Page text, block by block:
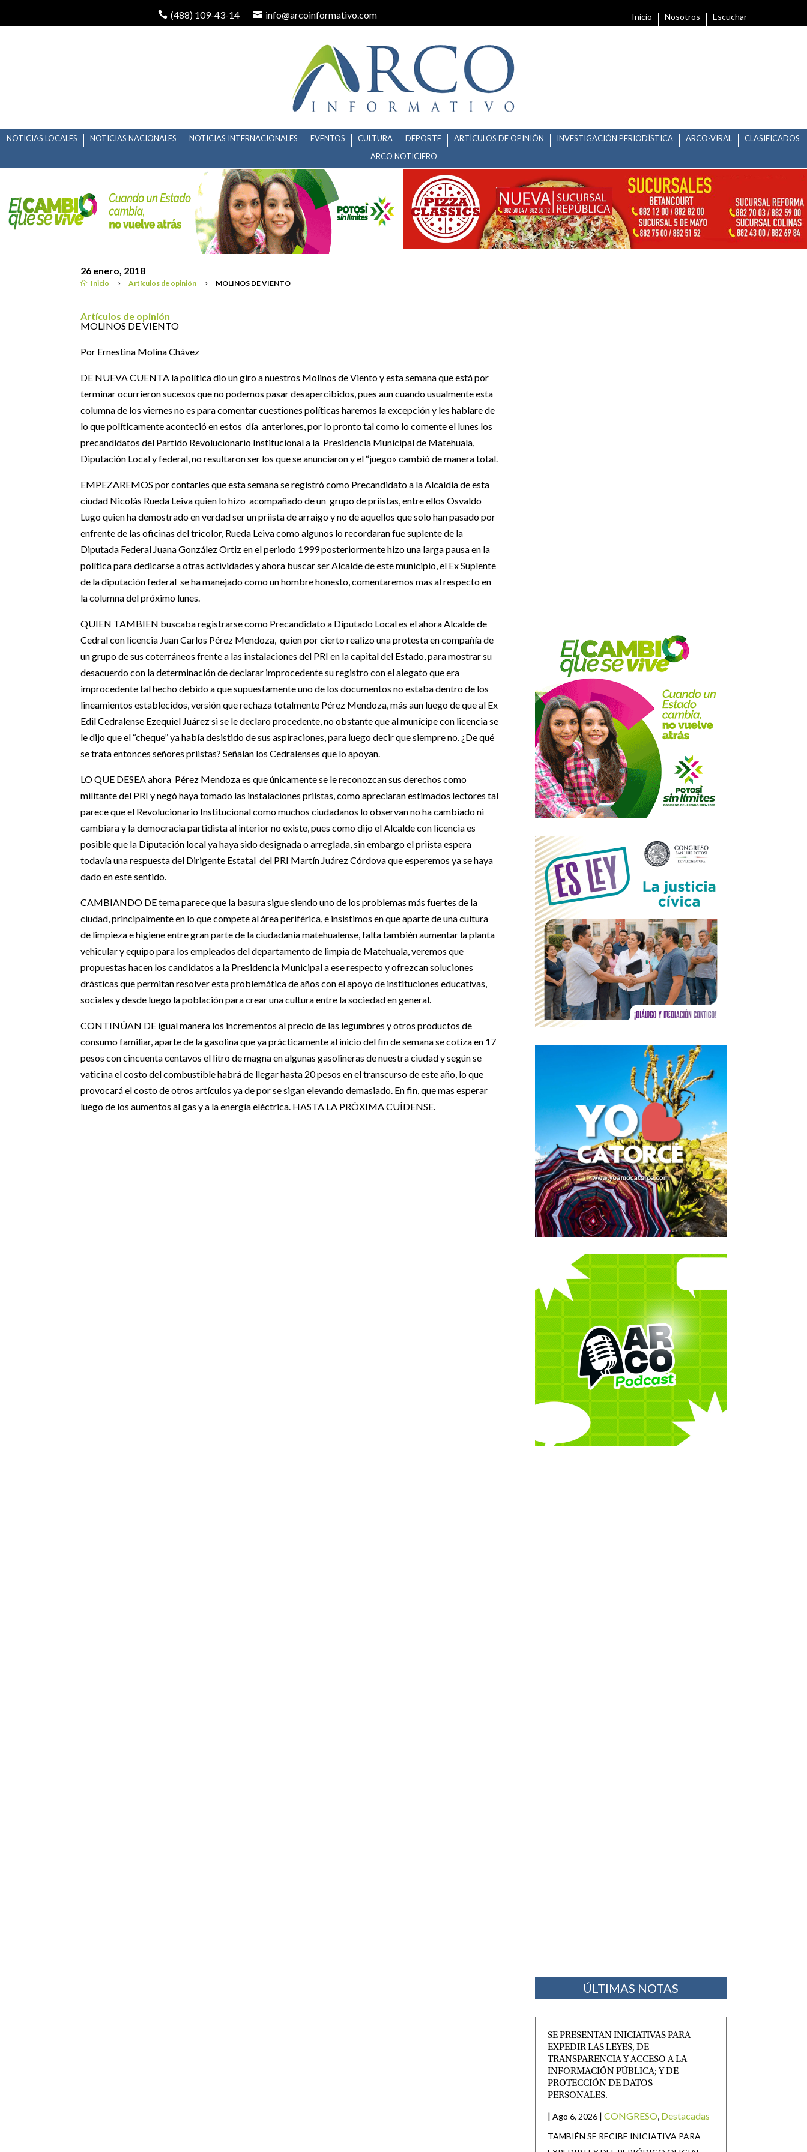
(488) 109-43-14 info@arcoinformativo.com Inicio Nosotros Escuchar
NOTICIAS LOCALES NOTICIAS NACIONALES NOTICIAS INTERNACIONALES EVENTOS CULTURA DEPORTE ARTÍCULOS DE OPINIÓN INVESTIGACIÓN PERIODÍSTICA ARCO-VIRAL
CLASIFICADOS
ARCO NOTICIERO
 Inicio 5 Artículos de opinión 5 MOLINOS DE VIENTO
MOLINOS DE VIENTO
Artículos de opinión
26 enero, 2018
MOLINOS DE VIENTO
Por Ernestina Molina Chávez
DE NUEVA CUENTA la política dio un giro a nuestros Molinos de Viento y esta semana que está por
terminar ocurrieron sucesos que no podemos pasar desapercibidos, pues aun cuando usualmente esta
columna de los viernes no es para comentar cuestiones políticas haremos la excepción y les hablare de
lo que políticamente aconteció en estos día anteriores, por lo pronto tal como lo comente el lunes los
precandidatos del Partido Revolucionario Institucional a la Presidencia Municipal de Matehuala,
Diputación Local y federal, no resultaron ser los que se anunciaron y el “juego» cambió de manera total.
EMPEZAREMOS por contarles que esta semana se registró como Precandidato a la Alcaldía de esta
ciudad Nicolás Rueda Leiva quien lo hizo acompañado de un grupo de priistas, entre ellos Osvaldo
Lugo quien ha demostrado en verdad ser un priista de arraigo y no de aquellos que solo han pasado por
enfrente de las oficinas del tricolor, Rueda Leiva como algunos lo recordaran fue suplente de la
Diputada Federal Juana González Ortiz en el periodo 1999 posteriormente hizo una larga pausa en la
política para dedicarse a otras actividades y ahora buscar ser Alcalde de este municipio, el Ex Suplente
de la diputación federal se ha manejado como un hombre honesto, comentaremos mas al respecto en
la columna del próximo lunes.
QUIEN TAMBIEN buscaba registrarse como Precandidato a Diputado Local es el ahora Alcalde de
Cedral con licencia Juan Carlos Pérez Mendoza, quien por cierto realizo una protesta en compañía de
un grupo de sus coterráneos frente a las instalaciones del PRI en la capital del Estado, para mostrar su
desacuerdo con la determinación de declarar improcedente su registro con el alegato que era
improcedente tal hecho debido a que supuestamente uno de los documentos no estaba dentro de los
lineamientos establecidos, versión que rechaza totalmente Pérez Mendoza, más aun luego de que al Ex
Edil Cedralense Ezequiel Juárez si se le declaro procedente, no obstante que al munícipe con licencia se
le dijo que el “cheque” ya había desistido de sus aspiraciones, para luego decir que siempre no. ¿De qué
se trata entonces señores priistas? Señalan los Cedralenses que lo apoyan.
LO QUE DESEA ahora Pérez Mendoza es que únicamente se le reconozcan sus derechos como
militante del PRI y negó haya tomado las instalaciones priistas, como apreciaran estimados lectores tal
parece que el Revolucionario Institucional como muchos ciudadanos lo observan no ha cambiado ni
cambiara y la democracia partidista al interior no existe, pues como dijo el Alcalde con licencia es
posible que la Diputación local ya haya sido designada o arreglada, sin embargo el priista espera
todavía una respuesta del Dirigente Estatal del PRI Martín Juárez Córdova que esperemos ya se haya
dado en este sentido.
CAMBIANDO DE tema parece que la basura sigue siendo uno de los problemas más fuertes de la
ciudad, principalmente en lo que compete al área periférica, e insistimos en que aparte de una cultura
de limpieza e higiene entre gran parte de la ciudadanía matehualense, falta también aumentar la planta
vehicular y equipo para los empleados del departamento de limpia de Matehuala, veremos que
propuestas hacen los candidatos a la Presidencia Municipal a ese respecto y ofrezcan soluciones
drásticas que permitan resolver esta problemática de años con el apoyo de instituciones educativas,
sociales y desde luego la población para crear una cultura entre la sociedad en general.
CONTINÚAN DE igual manera los incrementos al precio de las legumbres y otros productos de
consumo familiar, aparte de la gasolina que ya prácticamente al inicio del fin de semana se cotiza en 17
pesos con cincuenta centavos el litro de magna en algunas gasolineras de nuestra ciudad y según se
vaticina el costo del combustible habrá de llegar hasta 20 pesos en el transcurso de este año, lo que
provocará el costo de otros artículos ya de por se sigan elevando demasiado. En fin, que mas esperar
luego de los aumentos al gas y a la energía eléctrica. HASTA LA PRÓXIMA CUÍDENSE.
ÚLTIMAS NOTAS
SE PRESENTAN INICIATIVAS PARA
EXPEDIR LAS LEYES, DE
TRANSPARENCIA Y ACCESO A LA
INFORMACIÓN PÚBLICA; Y DE
PROTECCIÓN DE DATOS
PERSONALES.
| Ago 6, 2026 | CONGRESO, Destacadas
TAMBIÉN SE RECIBE INICIATIVA PARA